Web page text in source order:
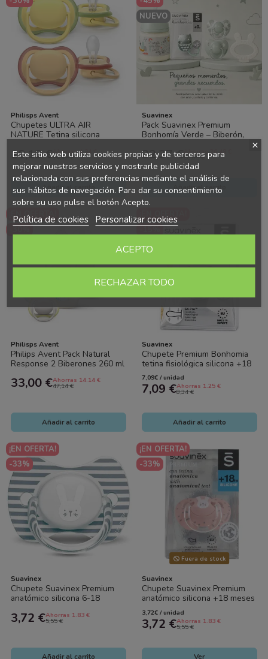
Philisps Avent
Chupetes ULTRA AIR
NATURE Tetina silicona
Avent
10,13 €Ahorras 4.34 €
14,47 €
Añadir al carrito
NUEVO
Suavinex
Pack Suavinex Premium
Bonhomía Verde – Biberón,
Chupetes, Broche y Mordedor
para Bebé...
32,37 €Ahorras 26.48 €
58,85 €
Añadir al carrito
¡EN OFERTA!
-30%
Philisps Avent
Philips Avent Pack Natural
Response 2 Biberones 260 ml
33,00 €Ahorras 14.14 €
47,14 €
Añadir al carrito
¡EN OFERTA!
-15%
Suavinex
Chupete Premium Bonhomia
tetina fisiológica silicona +18
meses . Suavinex
7,09€ / unidad
7,09 €Ahorras 1.25 €
8,34 €
Añadir al carrito
¡EN OFERTA!
-33%
Suavinex
Chupete Suavinex Premium
anatómico silicona 6-18
ortodóntico
3,72 €Ahorras 1.83 €
5,55 €
Añadir al carrito
¡EN OFERTA!
-33%
Fuera de stock
Suavinex
Chupete Suavinex Premium
anatómico silicona +18 meses
| Chupete bebé ortodóntico
3,72€ / unidad
3,72 €Ahorras 1.83 €
5,55 €
Ver
Este sitio web utiliza cookies propias y de terceros para
mejorar nuestros servicios y mostrarle publicidad
relacionada con sus preferencias mediante el análisis de
sus hábitos de navegación. Para dar su consentimiento
sobre su uso pulse el botón Acepto.
Política de cookies Personalizar cookies
RECHAZAR TODO
ACEPTO